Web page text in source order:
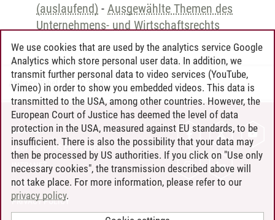
(auslaufend) - Ausgewählte Themen des
Unternehmens- und Wirtschaftsrechts
Andreea Tribel 30.06.2024
CONTACT
LEUPHANA AS EMPLOYER
INTRANET
SITE NOTICE
PRIVACY POLICY
We use cookies that are used by the analytics service Google
Analytics which store personal user data. In addition, we
transmit further personal data to video services (YouTube,
Vimeo) in order to show you embedded videos. This data is
transmitted to the USA, among other countries. However, the
European Court of Justice has deemed the level of data
protection in the USA, measured against EU standards, to be
insufficient. There is also the possibility that your data may
then be processed by US authorities. If you click on "Use only
necessary cookies", the transmission described above will
not take place. For more information, please refer to our
privacy policy.